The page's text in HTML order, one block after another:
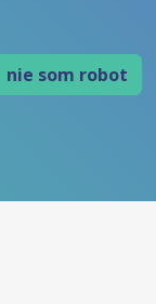
nie som robot